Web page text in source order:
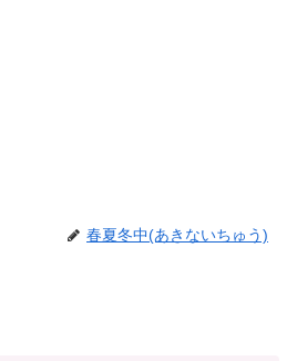
春夏冬中(あきないちゅう)